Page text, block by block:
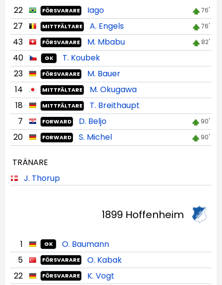
22
FÖRSVARARE Iago 76'
27 MITTFÄLTARE A. Engels 76'
43 FÖRSVARARE M. Mbabu 82'
40 GK
T. Koubek
23
FÖRSVARARE
M. Bauer
14
MITTFÄLTARE
M. Okugawa
18
MITTFÄLTARE
T. Breithaupt
7
FORWARD D. Beljo 90'
20 FORWARD S. Michel 90'
TRÄNARE
J. Thorup
1899 Hoffenheim
1 GK
O. Baumann
5
FÖRSVARARE
O. Kabak
22
FÖRSVARARE
K. Vogt